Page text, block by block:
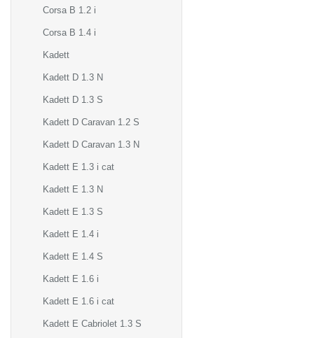
Corsa B 1.2 i
Corsa B 1.4 i
Kadett
Kadett D 1.3 N
Kadett D 1.3 S
Kadett D Caravan 1.2 S
Kadett D Caravan 1.3 N
Kadett E 1.3 i cat
Kadett E 1.3 N
Kadett E 1.3 S
Kadett E 1.4 i
Kadett E 1.4 S
Kadett E 1.6 i
Kadett E 1.6 i cat
Kadett E Cabriolet 1.3 S